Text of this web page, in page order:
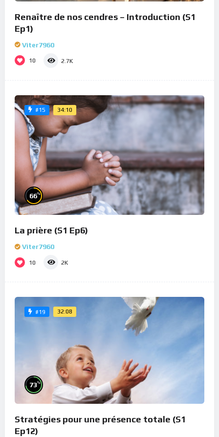
Renaître de nos cendres – Introduction (S1
Ep1)
Viter7960
10 2.7K
#15 34:10
66%
La prière (S1 Ep6)
Viter7960
10 2K
#19 32:08
73%
Stratégies pour une présence totale (S1
Ep12)